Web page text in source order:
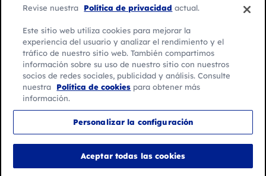
Personalizar la configuración de cookies
Condiciones de Uso
© 2026 General Mills. Todos los derechos reservados.
América Latina
Español
Revise nuestra Política de privacidad actual.
Este sitio web utiliza cookies para mejorar la
experiencia del usuario y analizar el rendimiento y el
tráfico de nuestro sitio web. También compartimos
información sobre su uso de nuestro sitio con nuestros
socios de redes sociales, publicidad y análisis. Consulte
nuestra
Política de cookies para obtener más
información.
Personalizar la configuración
Aceptar todas las cookies